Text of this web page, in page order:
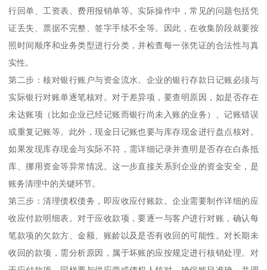
行回单、工资表、费用报销单等。实际操作中，常见的问题包括凭
证丢失、票据不完整、签字手续不全等。因此，在收集阶段就要按
照时间顺序和业务类型进行分类，并检查每一张凭证的合法性与真
实性。
第二步：核对银行账户与资金流水。企业的银行存款日记账必须与
实际银行对账单逐笔核对。对于差异项，要查明原因，如是否存在
未达账项（比如企业已经记账而银行尚未入账的业务）、记账错误
或重复记账等。此外，现金日记账也要与库存现金进行盘点核对。
如果发现库存现金与实际不符，需详细记录并查明是否存在白条抵
库、挪用资金等异常情况。这一步直接关系到企业的资金安全，是
账务清理中的关键环节。
第三步：清理债权债务，即应收应付账款。企业需要制作详细的应
收应付款明细表。对于应收款项，要逐一与客户进行对账，确认每
笔款项的欠款方、金额、账龄以及是否有收回的可能性。对长期未
收回的款项，需分析原因，属于坏账的应按规定进行核销处理。对